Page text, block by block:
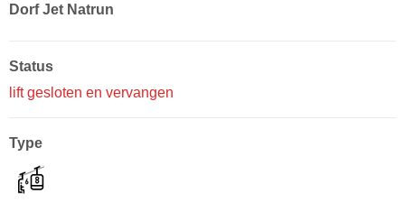
Dorf Jet Natrun
Status
lift gesloten en vervangen
Type